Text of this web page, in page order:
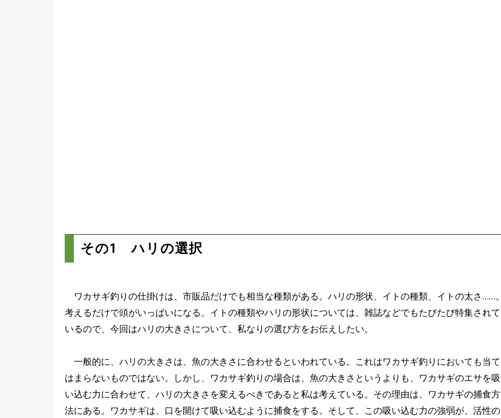
その1 ハリの選択
ワカサギ釣りの仕掛けは、市販品だけでも相当な種類がある。ハリの形状、イトの種類、イトの太さ……。
考えるだけで頭がいっぱいになる。イトの種類やハリの形状については、雑誌などでもたびたび特集されて
いるので、今回はハリの大きさについて、私なりの選び方をお伝えしたい。
一般的に、ハリの大きさは、魚の大きさに合わせるといわれている。これはワカサギ釣りにおいても当て
はまらないものではない。しかし、ワカサギ釣りの場合は、魚の大きさというよりも、ワカサギのエサを吸
い込む力に合わせて、ハリの大きさを変えるべきであると私は考えている。その理由は、ワカサギの捕食方
法にある。ワカサギは、口を開けて吸い込むように捕食をする。そして、この吸い込む力の強弱が、活性の